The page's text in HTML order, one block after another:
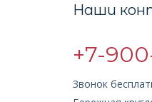
Наши
+7-
Звонок